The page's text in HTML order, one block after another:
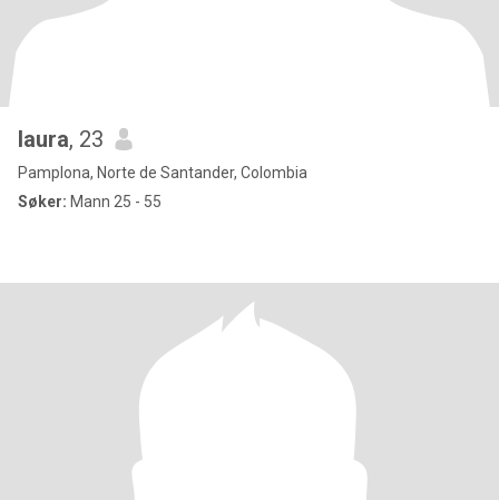
laura, 23
Pamplona, Norte de Santander, Colombia
Søker: Mann 25 - 55